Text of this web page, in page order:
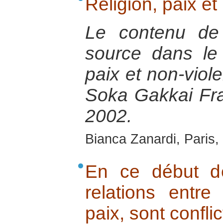
Religion, paix
Le contenu
source dans
paix et non-
Soka Gakkai
2002.
Bianca Zanardi,
En ce début
relations
paix, sont